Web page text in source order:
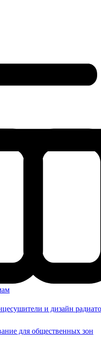
и дизайн
для общественных зон